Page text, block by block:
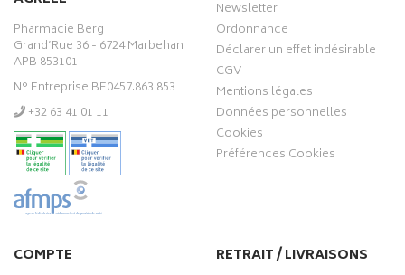
Pharmacie Berg
Grand’Rue 36 - 6724 Marbehan
APB 853101
N° Entreprise BE0457.863.853
‭+32 63 41 01 11‬
Newsletter
Ordonnance
Déclarer un effet indésirable
CGV
Mentions légales
Données personnelles
Cookies
Préférences Cookies
COMPTE RETRAIT / LIVRAISONS